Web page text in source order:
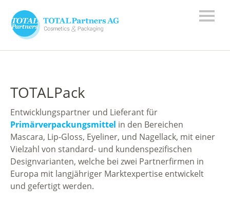
TOTALPack
Entwicklungspartner und Lieferant für
Primärverpackungsmittel in den Bereichen
Mascara, Lip-Gloss, Eyeliner, und Nagellack, mit einer
Vielzahl von standard- und kundenspezifischen
Designvarianten, welche bei zwei Partnerfirmen in
Europa mit langjähriger Marktexpertise entwickelt
und gefertigt werden.